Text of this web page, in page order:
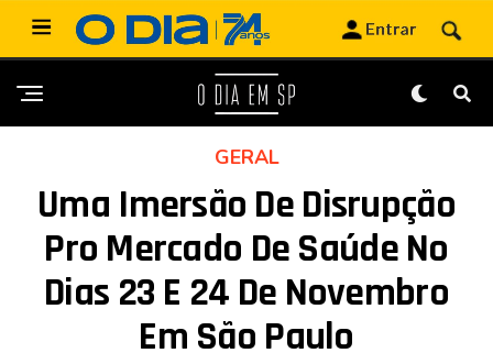
GERAL
Uma Imersão De Disrupção
Pro Mercado De Saúde No
Dias 23 E 24 De Novembro
Em São Paulo